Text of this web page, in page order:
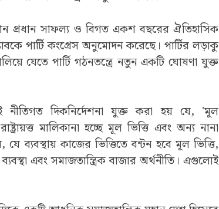
প্রধান সাফল্য ও বিগত একশ বছরের ঐতিহাসিক
পার্টি কংগ্রেস অনুমোদন করেছে। পার্টির লড়াকু
যেতে পার্টি গঠনতন্ত্রে নতুন একটি ঘোষণা যুক্ত
নীতিগত দিকনির্দেশনা যুক্ত করা হয় যে, 'মূল
মালিকানা হচ্ছে মূল ভিত্তি এবং অন্য নানা
ব্যবস্থায় কাজের ভিত্তিতে বন্টন হবে মূল ভিত্তি,
এবং সমাজতান্ত্রিক বাজার অর্থনীতি। এগুলোই